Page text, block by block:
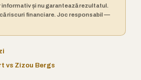
și nu garantează rezultatul.
riscuri financiare. Joc responsabil —
vs Zizou Bergs